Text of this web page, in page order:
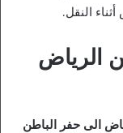
النقل.
الرياض
الى حفر الباطن